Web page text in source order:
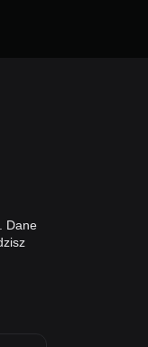
Dane